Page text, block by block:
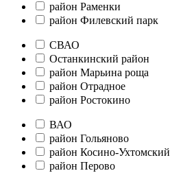
район Раменки
район Филевский парк
СВАО
Останкинский район
район Марьина роща
район Отрадное
район Ростокино
ВАО
район Гольяново
район Косино-Ухтомский
район Перово